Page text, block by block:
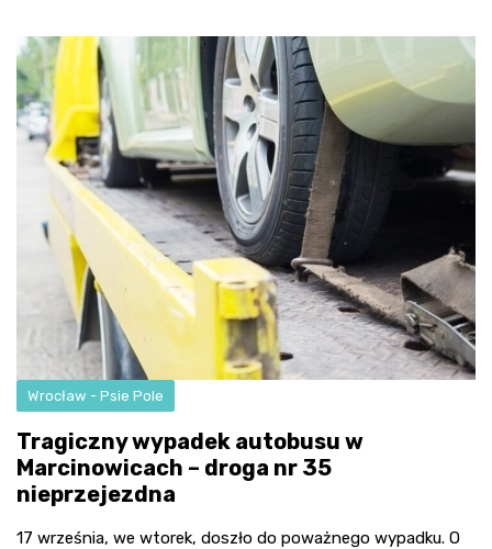
Wrocław - Psie Pole
Tragiczny wypadek autobusu w
Marcinowicach – droga nr 35
nieprzejezdna
17 września, we wtorek, doszło do poważnego wypadku. O